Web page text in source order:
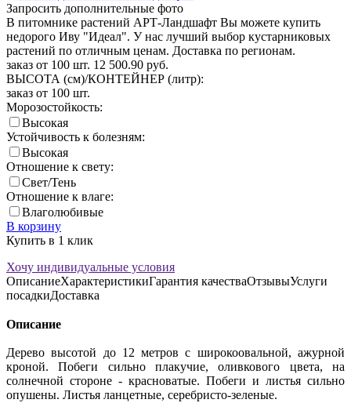
Запросить дополнительные фото
В питомнике растений АРТ-Ландшафт Вы можете купить
недорого Иву "Идеал". У нас лучший выбор кустарниковых
растений по отличным ценам. Доставка по регионам.
заказ от 100 шт. 12 500.90 руб.
ВЫСОТА (см)/КОНТЕЙНЕР (литр):
заказ от 100 шт.
Морозостойкость:
Высокая
Устойчивость к болезням:
Высокая
Отношение к свету:
Свет/Тень
Отношение к влаге:
Влаголюбивые
В корзину
Купить в 1 клик
Хочу индивидуальные условия
ОписаниеХарактеристикиГарантия качестваОтзывыУслуги
посадкиДоставка
Описание
Дерево высотой до 12 метров с широкоовальной, ажурной
кроной. Побеги сильно плакучие, оливкового цвета, на
солнечной стороне - красноватые. Побеги и листья сильно
опушены. Листья ланцетные, серебристо-зеленые.